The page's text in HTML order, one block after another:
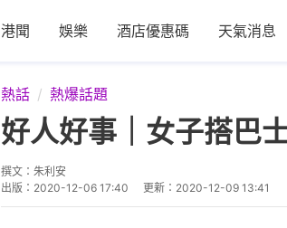
港聞 娛樂 酒店優惠碼 天氣消息
熱話 熱爆話題
好人好事｜女子搭
撰文： 朱利安
出版： 2020-12-06 17:40 更新： 2020-12-09 13:41